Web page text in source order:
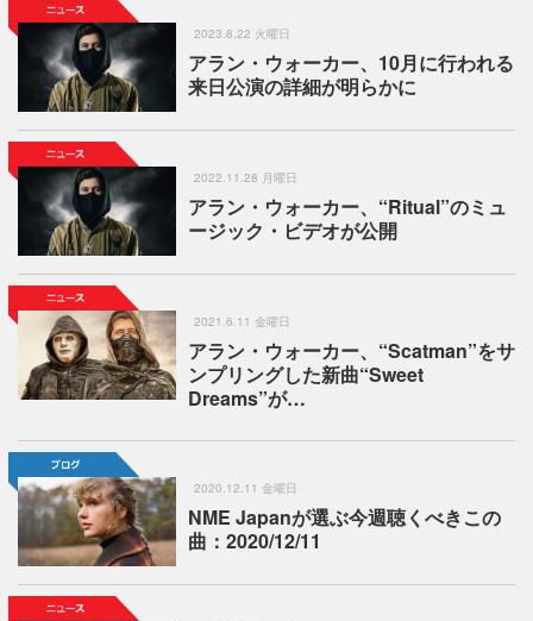
2023.8.22 火曜日
アラン・ウォーカー、10月に行われる
来日公演の詳細が明らかに
2022.11.28 月曜日
アラン・ウォーカー、“Ritual”のミュ
ージック・ビデオが公開
2021.6.11 金曜日
アラン・ウォーカー、“Scatman”をサ
ンプリングした新曲“Sweet
Dreams”が…
2020.12.11 金曜日
NME Japanが選ぶ今週聴くべきこの
曲：2020/12/11